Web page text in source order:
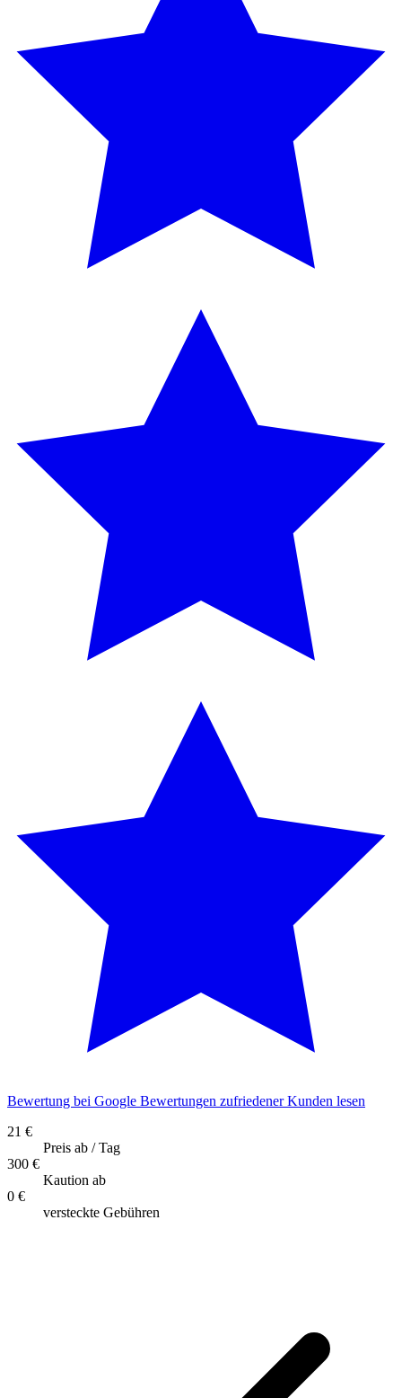
Bewertung bei Google Bewertungen zufriedener Kunden lesen
21 €
Preis ab / Tag
300 €
Kaution ab
0 €
versteckte Gebühren